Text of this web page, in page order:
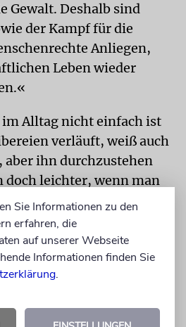
Gewalt. Deshalb sind
der Kampf für die
Anliegen,
Leben wieder
im Alltag nicht einfach ist
verläuft, weiß auch
aber ihn durchzustehen
leichter, wenn man
gefestigten
In seinem nächsten
er sich dann aber doch
Konflikten in den
großen politischen Bühne
Arbeit der elsässischen
Sie Informationen zu den
erfahren, die
auf unserer Webseite
Informationen finden Sie
.